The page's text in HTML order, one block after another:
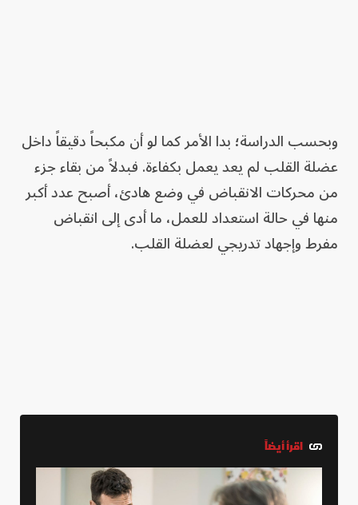
وبحسب الدراسة؛ بدا الأمر كما لو أن مكبحاً دقيقاً داخل
عضلة القلب لم يعد يعمل بكفاءة. فبدلاً من بقاء جزء
من محركات الانقباض في وضع هادئ، أصبح عدد أكبر
منها في حالة استعداد للعمل، ما أدى إلى انقباض
مفرط وإجهاد تدريجي لعضلة القلب.
اقرأ أيضاً